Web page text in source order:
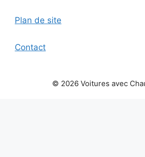
Plan de site
Contact
© 2026 Voitures avec